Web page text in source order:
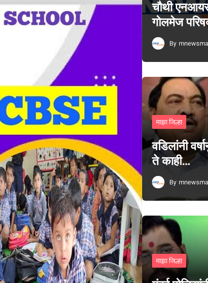
चौथी
गोलमेज
By
माझा जिल्हा
वडिलांनी
ते काही…
By
माझा जिल्हा